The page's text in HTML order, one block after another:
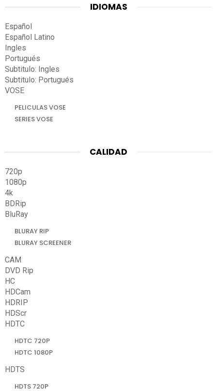
IDIOMAS
Español
Español Latino
Ingles
Portugués
Subtitulo: Ingles
Subtitulo: Portugués
VOSE
PELICULAS VOSE
SERIES VOSE
CALIDAD
720p
1080p
4k
BDRip
BluRay
BLURAY RIP
BLURAY SCREENER
CAM
DVD Rip
HC
HDCam
HDRIP
HDScr
HDTC
HDTC 720P
HDTC 1080P
HDTS
HDTS 720P